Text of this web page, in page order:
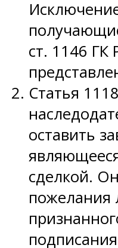
ст. 1146 ГК
Статья
оставить
сделкой.
пожелания